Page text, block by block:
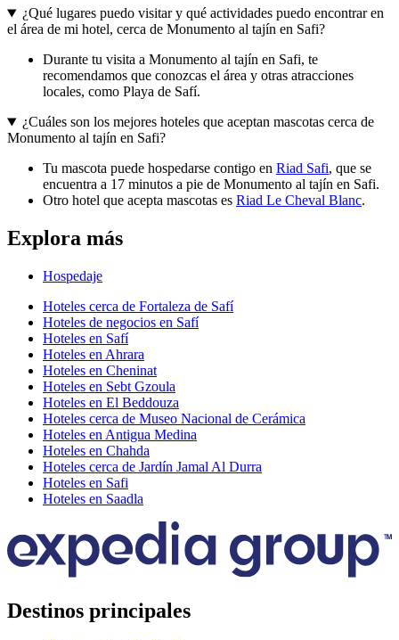
¿Qué lugares puedo visitar y qué actividades puedo encontrar en
el área de mi hotel, cerca de Monumento al tajín en Safi?
Durante tu visita a Monumento al tajín en Safi, te
recomendamos que conozcas el área y otras atracciones
locales, como Playa de Safí.
¿Cuáles son los mejores hoteles que aceptan mascotas cerca de
Monumento al tajín en Safi?
Tu mascota puede hospedarse contigo en Riad Safi, que se
encuentra a 17 minutos a pie de Monumento al tajín en Safi.
Otro hotel que acepta mascotas es Riad Le Cheval Blanc.
Explora más
Hospedaje
Hoteles cerca de Fortaleza de Safí
Hoteles de negocios en Safí
Hoteles en Safí
Hoteles en Ahrara
Hoteles en Cheninat
Hoteles en Sebt Gzoula
Hoteles en El Beddouza
Hoteles cerca de Museo Nacional de Cerámica
Hoteles en Antigua Medina
Hoteles en Chahda
Hoteles cerca de Jardín Jamal Al Durra
Hoteles en Safi
Hoteles en Saadla
Destinos principales